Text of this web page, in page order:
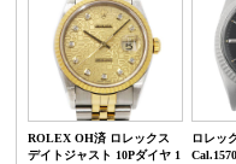
ROLEX OH済 ロレックス
デイトジャスト 10Pダイヤ 1
ロレッ